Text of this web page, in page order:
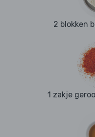
2 blokken
1 zakje